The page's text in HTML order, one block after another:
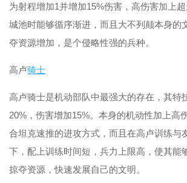
为射程增加1并增加15%伤害，高伤害加上
城池时能够循序渐进，而且大不列颠本身的
夺资源增加，是个侵略性强的兵种。
高卢骑士
高卢骑士是机动部队中最强大的存在，其特
20%，伤害增加15%。本身的机动性加上高
合坦克速推的进攻方式，而且在高卢训练与
下，配上训练时间短，兵力上限高，使其能
掠夺资源，快速发展自己的文明。